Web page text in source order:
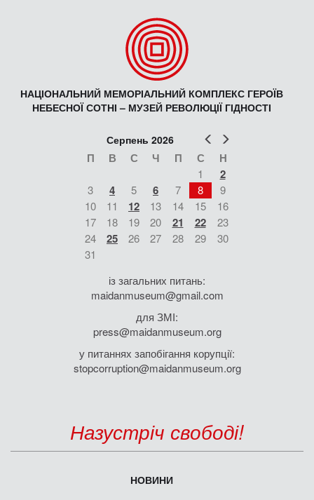
НАЦІОНАЛЬНИЙ МЕМОРІАЛЬНИЙ КОМПЛЕКС ГЕРОЇВ
НЕБЕСНОЇ СОТНІ – МУЗЕЙ РЕВОЛЮЦІЇ ГІДНОСТІ
Попер
Серпень 2026
П В С Ч П С Н
1 2
3 4 5 6 7 8
9
10
11 12 13 14 15
16
17
18 19 20 21 22
23
24
25 26 27 28 29
30
31
із загальних питань:
maidanmuseum@gmail.com
для ЗМІ:
press@maidanmuseum.org
у питаннях запобігання корупції:
stopcorruption@maidanmuseum.org
Назустріч свободі!
НОВИНИ